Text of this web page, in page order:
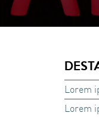
Lorem
Lorem